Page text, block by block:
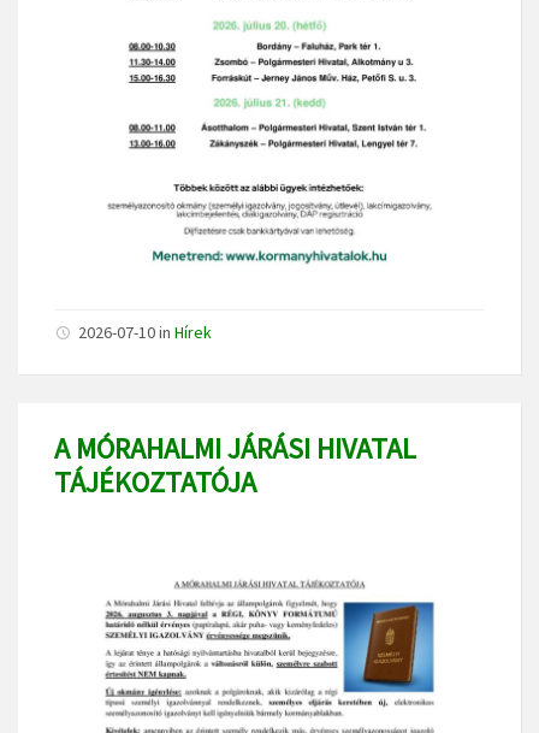
2026-07-10in Hírek
A MÓRAHALMI JÁRÁSI HIVATAL
TÁJÉKOZTATÓJA